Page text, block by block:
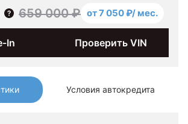
Условия автокредита
659 000 ₽ от 7 050 ₽/ мес.
In Проверить VIN